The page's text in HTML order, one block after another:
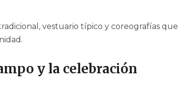
vestuario típico y coreografías que
y la celebración